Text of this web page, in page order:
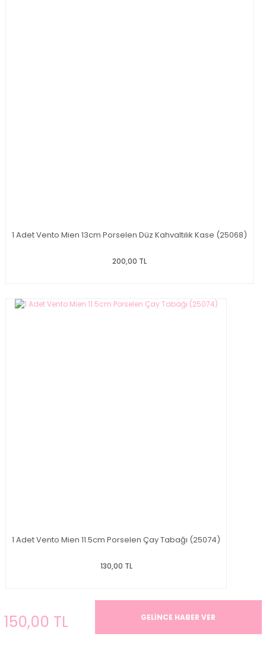
1 Adet Vento Mien 13cm Porselen Düz Kahvaltılık Kase (25068)
200,00 TL
1 Adet Vento Mien 11.5cm Porselen Çay Tabağı (25074)
130,00 TL
150,00 TL GELİNCE HABER VER